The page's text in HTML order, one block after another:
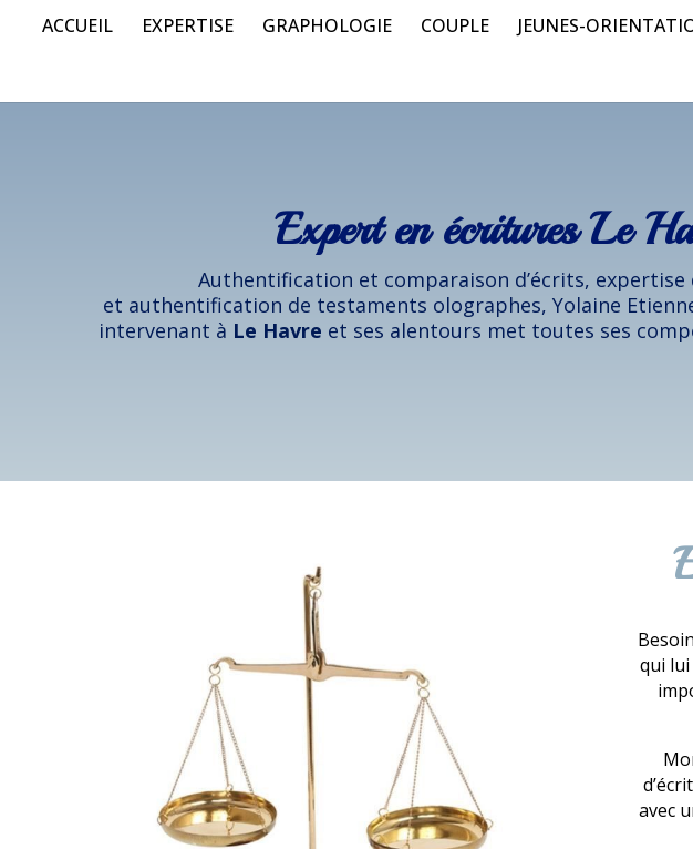
ACCUEIL EXPERTISE GRAPHOLOGIE COUPLE JEUNES-
Expert en écritures Le
Authentification et comparaison d’écrits, expertise
et authentification de testaments olographes, Yolaine
intervenant à Le Havre et ses alentours met toutes ses
qui
avec